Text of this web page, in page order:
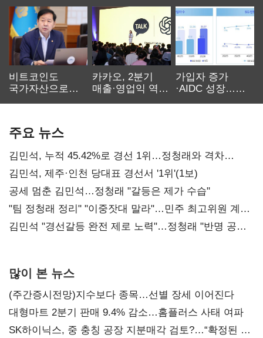
비트코인도
국가자산으로…'
카카오, 2분기
매출·영업익 역대
가입자 증가
·AIDC 성장…
주요 뉴스
김민석, 누적 45.42%로 경선 1위…정청래와 격차
0.86%p(2보)
김민석, 제주·인천 당대표 경선서 '1위'(1보)
공세 멈춘 김민석…정청래 "갈등은 제가 수습"
"팀 정청래 정리" "이중잣대 말라"…민주 최고위원 계파
다툼 격화
김민석 "경선갈등 완전 제로 노력"…정청래 "반명 공세
많이 본 뉴스
(주간증시전망)지수보다 종목…선별 장세 이어진다
대형마트 2분기 판매 9.4% 감소…홈플러스 사태 여파
SK하이닉스, 중 충칭 공장 지분매각 검토?…“확정된 바